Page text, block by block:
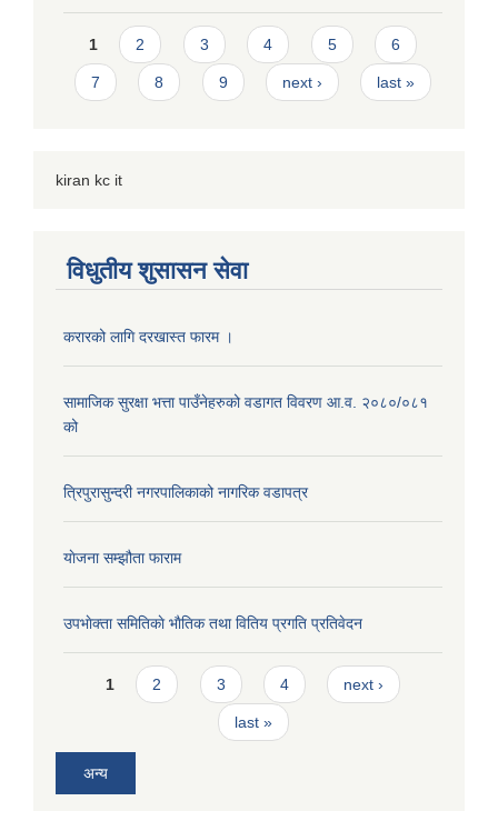
Pages
1 2 3 4 5 6
7 8 9 next › last »
kiran kc it
विधुतीय शुसासन सेवा
करारको लागि दरखास्त फारम ।
सामाजिक सुरक्षा भत्ता पाउँनेहरुको वडागत विवरण आ.व. २०८०/०८१
को
त्रिपुरासुन्दरी नगरपालिकाको नागरिक वडापत्र
याेजना सम्झौता फाराम
उपभाेक्ता समितिकाे भाैतिक तथा वितिय प्रगति प्रतिवेदन
Pages
1 2 3 4 next ›
last »
अन्य